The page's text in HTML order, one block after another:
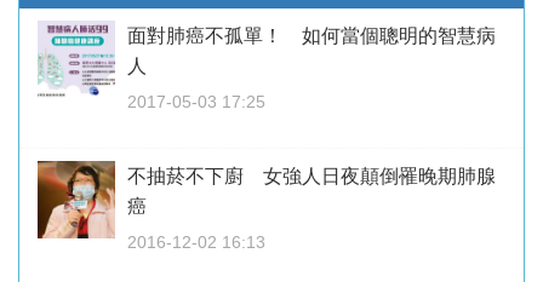
面對肺癌不孤單！ 如何當個聰明的智慧病
人
2017-05-03 17:25
不抽菸不下廚 女強人日夜顛倒罹晚期肺腺
癌
2016-12-02 16:13